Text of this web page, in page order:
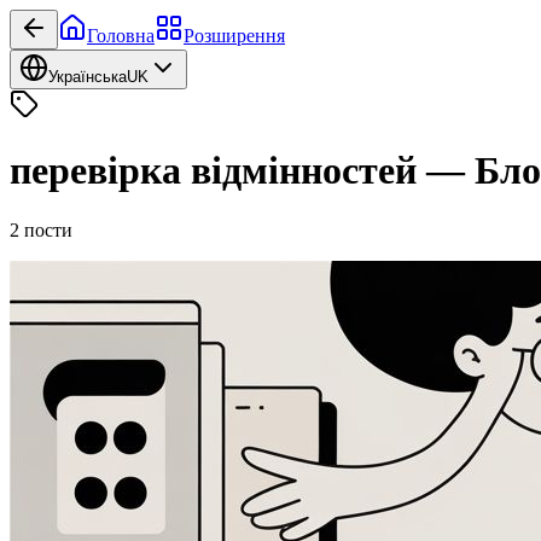
Головна Розширення
УкраїнськаUK
перевірка відмінностей—
2 пости